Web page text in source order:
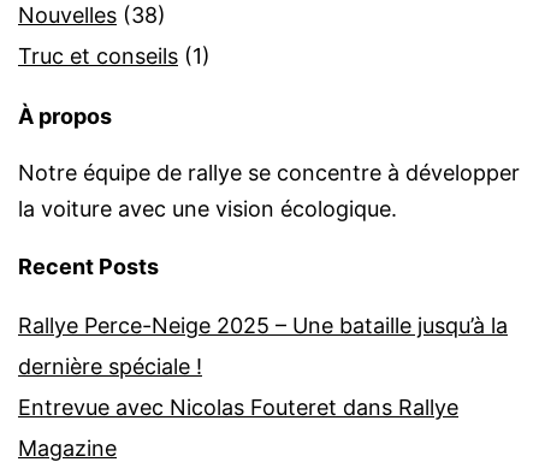
Nouvelles (38)
Truc et conseils (1)
À propos
Notre équipe de rallye se concentre à développer
la voiture avec une vision écologique.
Recent Posts
Rallye Perce-Neige 2025 – Une bataille jusqu’à la
dernière spéciale !
Entrevue avec Nicolas Fouteret dans Rallye
Magazine